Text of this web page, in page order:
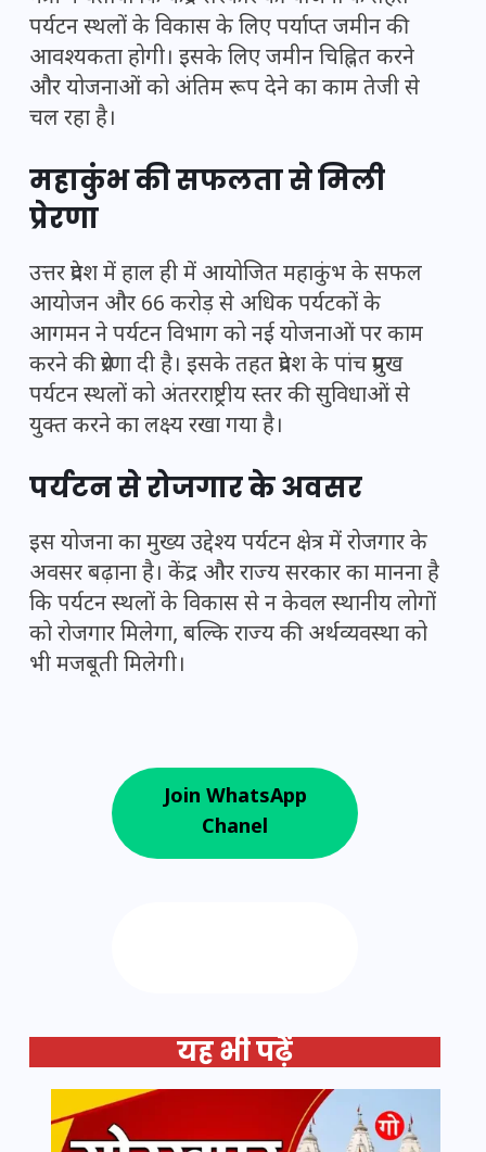
पर्यटन स्थलों के विकास के लिए पर्याप्त जमीन की
आवश्यकता होगी। इसके लिए जमीन चिह्नित करने
और योजनाओं को अंतिम रूप देने का काम तेजी से
चल रहा है।
महाकुंभ की सफलता से मिली
प्रेरणा
उत्तर प्रदेश में हाल ही में आयोजित महाकुंभ के सफल
आयोजन और 66 करोड़ से अधिक पर्यटकों के
आगमन ने पर्यटन विभाग को नई योजनाओं पर काम
करने की प्रेरणा दी है। इसके तहत प्रदेश के पांच प्रमुख
पर्यटन स्थलों को अंतरराष्ट्रीय स्तर की सुविधाओं से
युक्त करने का लक्ष्य रखा गया है।
पर्यटन से रोजगार के अवसर
इस योजना का मुख्य उद्देश्य पर्यटन क्षेत्र में रोजगार के
अवसर बढ़ाना है। केंद्र और राज्य सरकार का मानना है
कि पर्यटन स्थलों के विकास से न केवल स्थानीय लोगों
को रोजगार मिलेगा, बल्कि राज्य की अर्थव्यवस्था को
भी मजबूती मिलेगी।
Join WhatsApp
Chanel
यह भी पढ़ें